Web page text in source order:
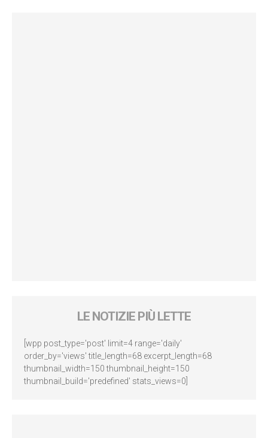
LE NOTIZIE PIÙ LETTE
[wpp post_type='post' limit=4 range='daily'
order_by='views' title_length=68 excerpt_length=68
thumbnail_width=150 thumbnail_height=150
thumbnail_build='predefined' stats_views=0]